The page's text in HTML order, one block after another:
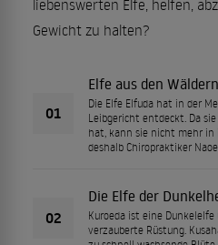
liebenswerten Elfe, helfen,
Gewicht zu halten?
01
Elfe aus den Wäldern
Die Elfe Elfuda hat in der
Leibgericht entdeckt. Da
hat, kann sie nicht mehr
deshalb Chiropraktiker
02
Die Elfe der
Kuroeda ist eine
verzauberte Rüstung.